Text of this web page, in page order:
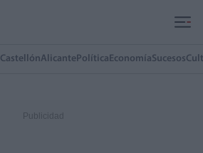
CastellónAlicante Política EconomíaSucesos